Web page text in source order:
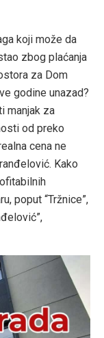
koji može da
zbog plaćanja
za Dom
godine unazad?
manjak za
od preko
cena ne
Kako
poput “Tržnice”,